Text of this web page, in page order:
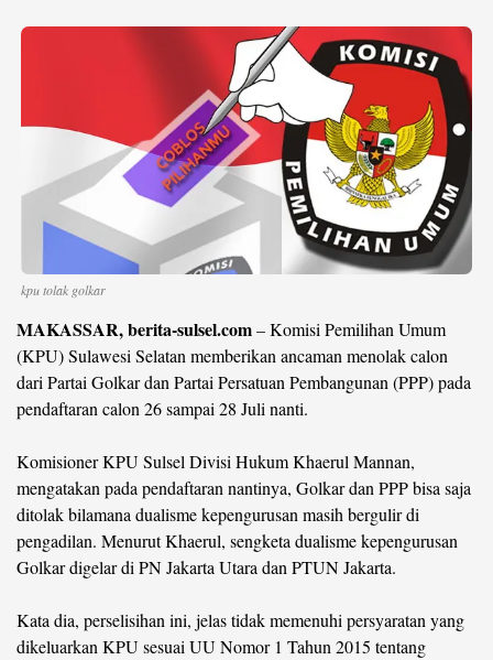
kpu tolak golkar
MAKASSAR, berita-sulsel.com– Komisi Pemilihan Umum
(KPU) Sulawesi Selatan memberikan ancaman menolak calon
dari Partai Golkar dan Partai Persatuan Pembangunan (PPP) pada
pendaftaran calon 26 sampai 28 Juli nanti.
Komisioner KPU Sulsel Divisi Hukum Khaerul Mannan,
mengatakan pada pendaftaran nantinya, Golkar dan PPP bisa saja
ditolak bilamana dualisme kepengurusan masih bergulir di
pengadilan. Menurut Khaerul, sengketa dualisme kepengurusan
Golkar digelar di PN Jakarta Utara dan PTUN Jakarta.
Kata dia, perselisihan ini, jelas tidak memenuhi persyaratan yang
dikeluarkan KPU sesuai UU Nomor 1 Tahun 2015 tentang